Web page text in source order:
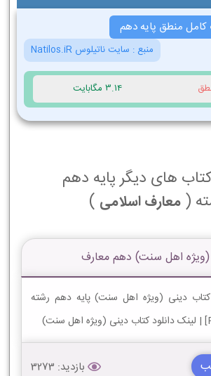
کامل منطق پایه دهم
منبع : سایت ناتیلوس Natilos.iR
3.14 مگابایت
کتاب های دیگر پایه دهم
( معارف اسلامی )
اهل سنت) دهم معارف
دانلود فایل PDF کتاب دینی (ویژه اهل سنت) پایه دهم رشته
بازدید: 3273